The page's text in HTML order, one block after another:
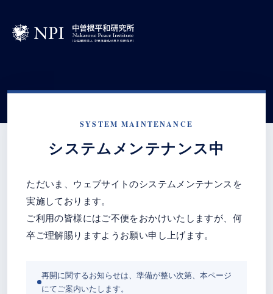
SYSTEM MAINTENANCE
システムメンテナンス中
ただいま、ウェブサイトのシステムメンテナンスを
実施しております。
ご利用の皆様にはご不便をおかけいたしますが、何
卒ご理解賜りますようお願い申し上げます。
再開に関するお知らせは、準備が整い次第、本ページ
にてご案内いたします。